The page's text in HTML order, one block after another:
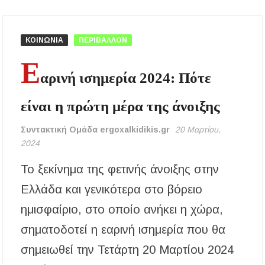
μοτοσικλέτας σε τροχαίο στον δρόμο
Ολυμπιάδας – Σταυρού
Χαλκιδική: Τραυματίστηκε 8χρονος Βρετανός
ενώ έκανε βουτιά σε παραλία στο Παλιούρι
Χαλκιδική: Απαγόρευση κυκλοφορίας σε
δασικές περιοχές την Κυριακή 9 Αυγούστου
λόγω υψηλού κινδύνου πυρκαγιάς
Η Ελένη Τσαλιγοπούλου στη Σιθωνία –
Συναυλία στο Γυμνάσιο Νέου Μαρμαρά
τηλεφωνικής εξαπάτησης ανηλίκου – Έκκληση
προς όλους τους γονείς
Δράση περισυλλογής αδέσποτων ζώων στα
Πυργαδίκια Χαλκιδικής στις 12 Αυγούστου
ΚΟΙΝΩΝΙΑ ΠΕΡΙΒΑΛΛΟΝ
Εαρινή ισημερία 2024: Πότε
είναι η πρώτη μέρα της άνοιξης
Συντακτική Ομάδα ergoxalkidikis.gr
20 Μαρτίου,
2024
Το ξεκίνημα της φετινής άνοιξης στην
Ελλάδα και γενικότερα στο βόρειο
ημισφαίριο, στο οποίο ανήκει η χώρα,
σηματοδοτεί η εαρινή ισημερία που θα
σημειωθεί την Τετάρτη 20 Μαρτίου 2024